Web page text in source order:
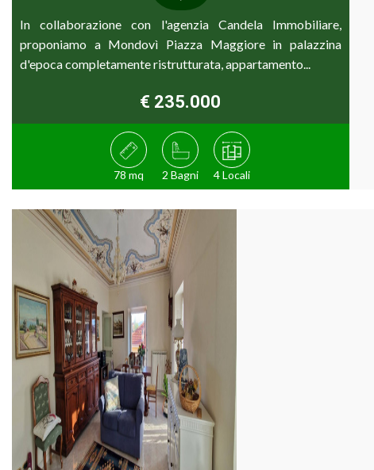
In collaborazione con l'agenzia Candela Immobiliare,
proponiamo a Mondovì Piazza Maggiore in palazzina
d'epoca completamente ristrutturata, appartamento...
€ 235.000
78 mq 2 Bagni 4 Locali